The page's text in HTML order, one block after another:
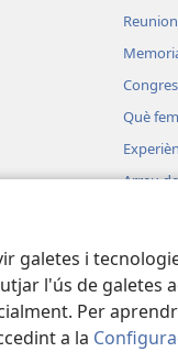
galetes i
l'ús de
Per
a la
Què fem
Arreu
of Pennsylvania.